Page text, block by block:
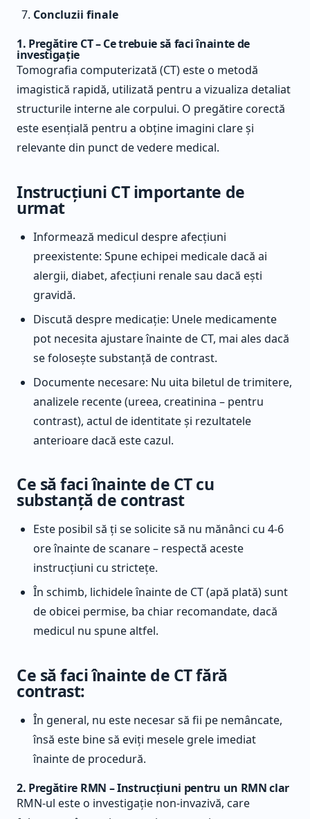
Concluzii finale
1. Pregătire CT – Ce trebuie să faci înainte de
investigație
Tomografia computerizată (CT) este o metodă
imagistică rapidă, utilizată pentru a vizualiza detaliat
structurile interne ale corpului. O pregătire corectă
este esențială pentru a obține imagini clare și
relevante din punct de vedere medical.
Instrucțiuni CT importante de
urmat
Informează medicul despre afecțiuni
preexistente: Spune echipei medicale dacă ai
alergii, diabet, afecțiuni renale sau dacă ești
gravidă.
Discută despre medicație: Unele medicamente
pot necesita ajustare înainte de CT, mai ales dacă
se folosește substanță de contrast.
Documente necesare: Nu uita biletul de trimitere,
analizele recente (ureea, creatinina – pentru
contrast), actul de identitate și rezultatele
anterioare dacă este cazul.
Ce să faci înainte de CT cu
substanță de contrast
Este posibil să ți se solicite să nu mănânci cu 4-6
ore înainte de scanare – respectă aceste
instrucțiuni cu strictețe.
În schimb, lichidele înainte de CT (apă plată) sunt
de obicei permise, ba chiar recomandate, dacă
medicul nu spune altfel.
Ce să faci înainte de CT fără
contrast:
În general, nu este necesar să fii pe nemâncate,
însă este bine să eviți mesele grele imediat
înainte de procedură.
2. Pregătire RMN – Instrucțiuni pentru un RMN clar
RMN-ul este o investigație non-invazivă, care